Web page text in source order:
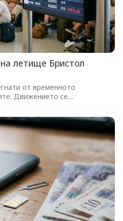
летище Бристол
от временното
Движението се